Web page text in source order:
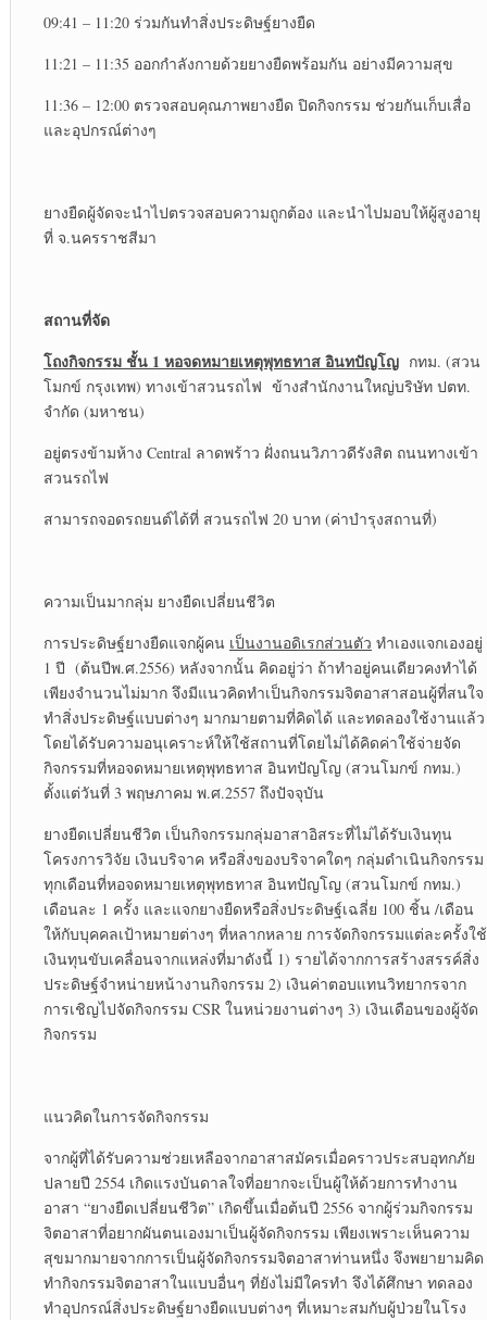
09:41 – 11:20 ร่วมกันทำสิ่งประดิษฐ์ยางยืด
11:21 – 11:35 ออกกำลังกายด้วยยางยืดพร้อมกัน อย่างมีความสุข
11:36 – 12:00 ตรวจสอบคุณภาพยางยืด ปิดกิจกรรม ช่วยกันเก็บเสื่อ
และอุปกรณ์ต่างๆ
ยางยืดผู้จัดจะนำไปตรวจสอบความถูกต้อง และนำไปมอบให้ผู้สูงอายุ
ที่ จ.นครราชสีมา
สถานที่จัด
โถงกิจกรรม ชั้น 1 หอจดหมายเหตุพุทธทาส อินทปัญโญกทม. (สวน
โมกข์ กรุงเทพ) ทางเข้าสวนรถไฟ ข้างสำนักงานใหญ่บริษัท ปตท.
จำกัด (มหาชน)
อยู่ตรงข้ามห้าง Central ลาดพร้าว ฝั่งถนนวิภาวดีรังสิต ถนนทางเข้า
สวนรถไฟ
สามารถจอดรถยนต์ได้ที่ สวนรถไฟ 20 บาท (ค่าบำรุงสถานที่)
ความเป็นมากลุ่ม ยางยืดเปลี่ยนชีวิต
การประดิษฐ์ยางยืดแจกผู้คน เป็นงานอดิเรกส่วนตัว ทำเองแจกเองอยู่
1 ปี (ต้นปีพ.ศ.2556) หลังจากนั้น คิดอยู่ว่า ถ้าทำอยู่คนเดียวคงทำได้
เพียงจำนวนไม่มาก จึงมีแนวคิดทำเป็นกิจกรรมจิตอาสาสอนผู้ที่สนใจ
ทำสิ่งประดิษฐ์แบบต่างๆ มากมายตามที่คิดได้ และทดลองใช้งานแล้ว
โดยได้รับความอนุเคราะห์ให้ใช้สถานที่โดยไม่ได้คิดค่าใช้จ่ายจัด
กิจกรรมที่หอจดหมายเหตุพุทธทาส อินทปัญโญ (สวนโมกข์ กทม.)
ตั้งแต่วันที่ 3 พฤษภาคม พ.ศ.2557 ถึงปัจจุบัน
ยางยืดเปลี่ยนชีวิต เป็นกิจกรรมกลุ่มอาสาอิสระที่ไม่ได้รับเงินทุน
โครงการวิจัย เงินบริจาค หรือสิ่งของบริจาคใดๆ กลุ่มดำเนินกิจกรรม
ทุกเดือนที่หอจดหมายเหตุพุทธทาส อินทปัญโญ (สวนโมกข์ กทม.)
เดือนละ 1 ครั้ง และแจกยางยืดหรือสิ่งประดิษฐ์เฉลี่ย 100 ชิ้น /เดือน
ให้กับบุคคลเป้าหมายต่างๆ ที่หลากหลาย การจัดกิจกรรมแต่ละครั้งใช้
เงินทุนขับเคลื่อนจากแหล่งที่มาดังนี้ 1) รายได้จากการสร้างสรรค์สิ่ง
ประดิษฐ์จำหน่ายหน้างานกิจกรรม 2) เงินค่าตอบแทนวิทยากรจาก
การเชิญไปจัดกิจกรรม CSR ในหน่วยงานต่างๆ 3) เงินเดือนของผู้จัด
กิจกรรม
แนวคิดในการจัดกิจกรรม
จากผู้ที่ได้รับความช่วยเหลือจากอาสาสมัครเมื่อคราวประสบอุทกภัย
ปลายปี 2554 เกิดแรงบันดาลใจที่อยากจะเป็นผู้ให้ด้วยการทำงาน
อาสา “ยางยืดเปลี่ยนชีวิต” เกิดขึ้นเมื่อต้นปี 2556 จากผู้ร่วมกิจกรรม
จิตอาสาที่อยากผันตนเองมาเป็นผู้จัดกิจกรรม เพียงเพราะเห็นความ
สุขมากมายจากการเป็นผู้จัดกิจกรรมจิตอาสาท่านหนึ่ง จึงพยายามคิด
ทำกิจกรรมจิตอาสาในแบบอื่นๆ ที่ยังไม่มีใครทำ จึงได้ศึกษา ทดลอง
ทำอุปกรณ์สิ่งประดิษฐ์ยางยืดแบบต่างๆ ที่เหมาะสมกับผู้ป่วยในโรง